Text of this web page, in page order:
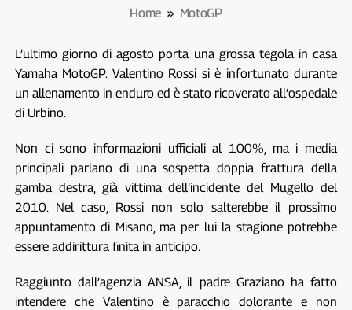
Home » MotoGP
L’ultimo giorno di agosto porta una grossa tegola in casa
Yamaha MotoGP. Valentino Rossi si è infortunato durante
un allenamento in enduro ed è stato ricoverato all’ospedale
di Urbino.
Non ci sono informazioni ufficiali al 100%, ma i media
principali parlano di una sospetta doppia frattura della
gamba destra, già vittima dell’incidente del Mugello del
2010. Nel caso, Rossi non solo salterebbe il prossimo
appuntamento di Misano, ma per lui la stagione potrebbe
essere addirittura finita in anticipo.
Raggiunto dall’agenzia ANSA, il padre Graziano ha fatto
intendere che Valentino è paracchio dolorante e non